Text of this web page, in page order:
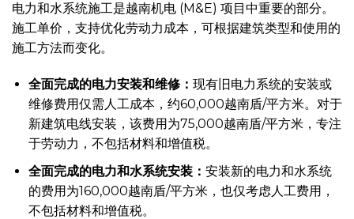
电力和水系统施工是越南机电 (M&E) 项目中重要的部分。
施工单价，支持优化劳动力成本，可根据建筑类型和使用的
施工方法而变化。
全面完成的电力安装和维修： 现有旧电力系统的安装或
维修费用仅需人工成本，约60,000越南盾/平方米。对于
新建筑电线安装，该费用为75,000越南盾/平方米，专注
于劳动力，不包括材料和增值税。
全面完成的电力和水系统安装： 安装新的电力和水系统
的费用为160,000越南盾/平方米，也仅考虑人工费用，
不包括材料和增值税。